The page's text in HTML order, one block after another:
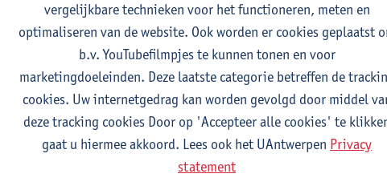
Peter Hellinckx
effectief titularis
Toon e-mailadres
vergelijkbare technieken voor het functioneren, meten en
optimaliseren van de website. Ook worden er cookies geplaatst
b.v. YouTubefilmpjes te kunnen tonen en voor
marketingdoeleinden. Deze laatste categorie betreffen de
cookies. Uw internetgedrag kan worden gevolgd door middel
deze tracking cookies Door op 'Accepteer alle cookies' te
gaat u hiermee akkoord. Lees ook het UAntwerpen Privacy
statement